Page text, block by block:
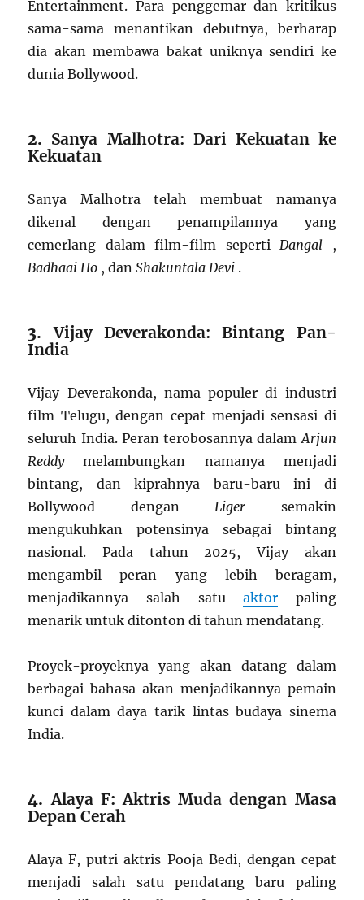
Entertainment. Para penggemar dan kritikus
sama-sama menantikan debutnya, berharap
dia akan membawa bakat uniknya sendiri ke
dunia Bollywood.
2. Sanya Malhotra: Dari Kekuatan ke
Kekuatan
Sanya Malhotra telah membuat namanya
dikenal dengan penampilannya yang
cemerlang dalam film-film sepertiDangal ,
Badhaai Ho , danShakuntala Devi .
3.Vijay Deverakonda: Bintang Pan-
India
Vijay Deverakonda, nama populer di industri
film Telugu, dengan cepat menjadi sensasi di
seluruh India. Peran terobosannya dalamArjun
Reddymelambungkan namanya menjadi
bintang, dan kiprahnya baru-baru ini di
Bollywood denganLiger semakin
mengukuhkan potensinya sebagai bintang
nasional. Pada tahun 2025, Vijay akan
mengambil peran yang lebih beragam,
menjadikannya salah satuaktor paling
menarik untuk ditonton di tahun mendatang.
Proyek-proyeknya yang akan datang dalam
berbagai bahasa akan menjadikannya pemain
kunci dalam daya tarik lintas budaya sinema
India.
4.Alaya F: Aktris Muda dengan Masa
Depan Cerah
Alaya F, putri aktris Pooja Bedi, dengan cepat
menjadi salah satu pendatang baru paling